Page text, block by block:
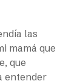
las
mamá que
que
entender